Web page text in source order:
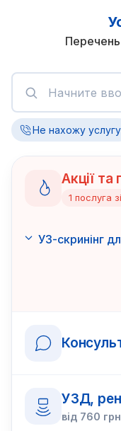
Не нахожу услугу
Акції та
1 послуга
УЗ-скринінг
УЗД,
від 760 грн